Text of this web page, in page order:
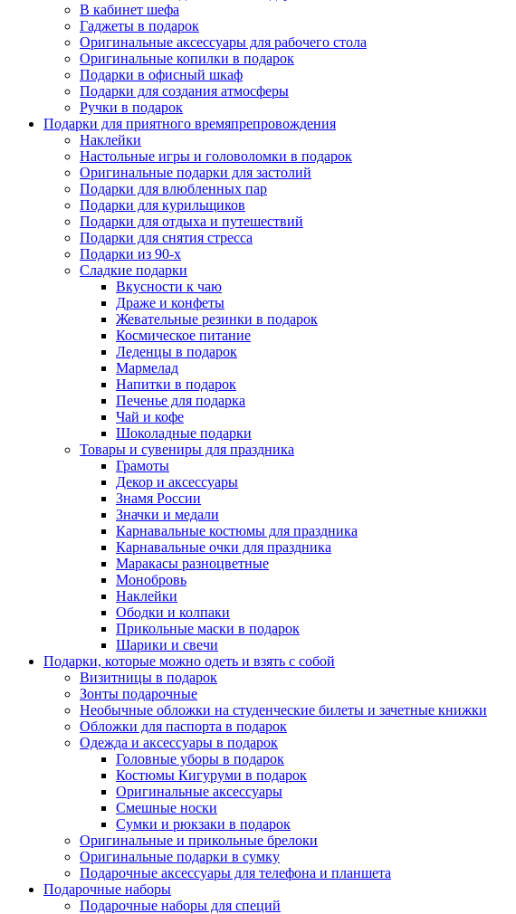
В кабинет шефа
Гаджеты в подарок
Оригинальные аксессуары для рабочего стола
Оригинальные копилки в подарок
Подарки в офисный шкаф
Подарки для создания атмосферы
Ручки в подарок
Подарки для приятного времяпрепровождения
Наклейки
Настольные игры и головоломки в подарок
Оригинальные подарки для застолий
Подарки для влюбленных пар
Подарки для курильщиков
Подарки для отдыха и путешествий
Подарки для снятия стресса
Подарки из 90-х
Сладкие подарки
Вкусности к чаю
Драже и конфеты
Жевательные резинки в подарок
Космическое питание
Леденцы в подарок
Мармелад
Напитки в подарок
Печенье для подарка
Чай и кофе
Шоколадные подарки
Товары и сувениры для праздника
Грамоты
Декор и аксессуары
Знамя России
Значки и медали
Карнавальные костюмы для праздника
Карнавальные очки для праздника
Маракасы разноцветные
Монобровь
Наклейки
Ободки и колпаки
Прикольные маски в подарок
Шарики и свечи
Подарки, которые можно одеть и взять с собой
Визитницы в подарок
Зонты подарочные
Необычные обложки на студенческие билеты и зачетные книжки
Обложки для паспорта в подарок
Одежда и аксессуары в подарок
Головные уборы в подарок
Костюмы Кигуруми в подарок
Оригинальные аксессуары
Смешные носки
Сумки и рюкзаки в подарок
Оригинальные и прикольные брелоки
Оригинальные подарки в сумку
Подарочные аксессуары для телефона и планшета
Подарочные наборы
Подарочные наборы для специй